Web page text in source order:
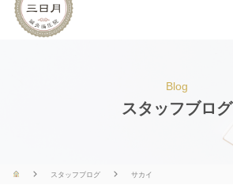
Blog
スタッフブログ
スタッフブログ サカイ